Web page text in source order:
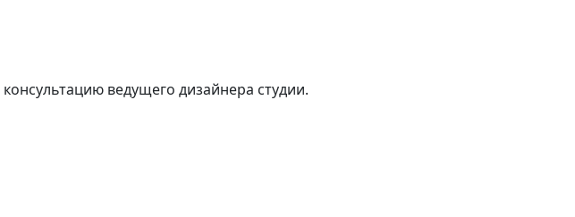
ведущего дизайнера студии.